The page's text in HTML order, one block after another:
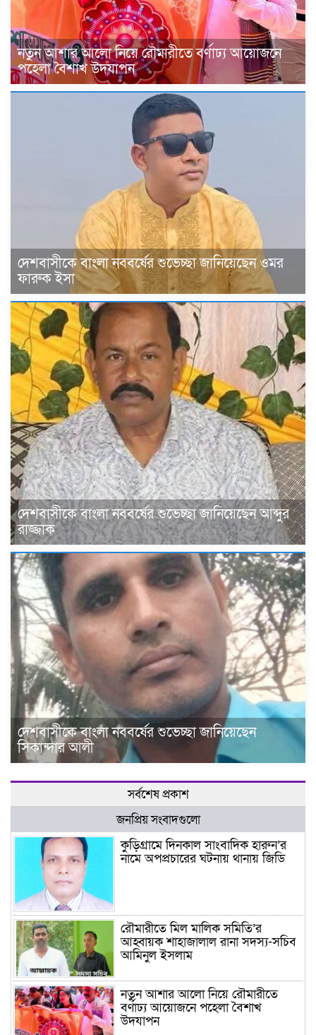
নতুন আশার আলো নিয়ে রৌমারীতে বর্ণাঢ্য আয়োজনে
পহেলা বৈশাখ উদযাপন
দেশবাসীকে বাংলা নববর্ষের শুভেচ্ছা জানিয়েছেন ওমর
ফারুক ইসা
দেশবাসীকে বাংলা নববর্ষের শুভেচ্ছা জানিয়েছেন আব্দুর
রাজ্জাক
দেশবাসীকে বাংলা নববর্ষের শুভেচ্ছা জানিয়েছেন
সিকান্দার আলী
সর্বশেষ প্রকাশ
জনপ্রিয় সংবাদগুলো
কুড়িগ্রামে দিনকাল সাংবাদিক হারুন’র
নামে অপপ্রচারের ঘটনায় থানায় জিডি
রৌমারীতে মিল মালিক সমিতি’র
আহ্বায়ক শাহাজালাল রানা সদস্য-সচিব
আমিনুল ইসলাম
নতুন আশার আলো নিয়ে রৌমারীতে
বর্ণাঢ্য আয়োজনে পহেলা বৈশাখ
উদযাপন